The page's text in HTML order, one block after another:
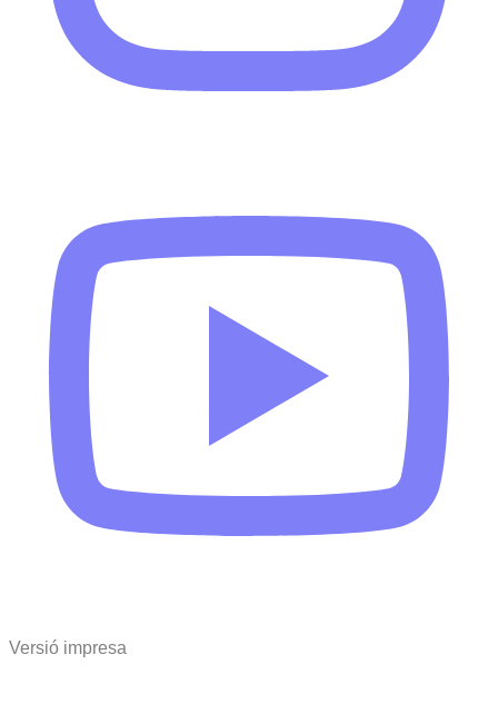
Versió impresa